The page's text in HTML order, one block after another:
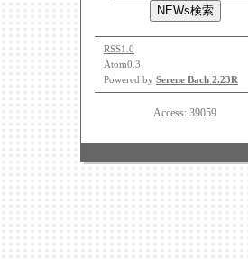
RSS1.0
Atom0.3
Powered by Serene Bach 2.23R
Access: 39059